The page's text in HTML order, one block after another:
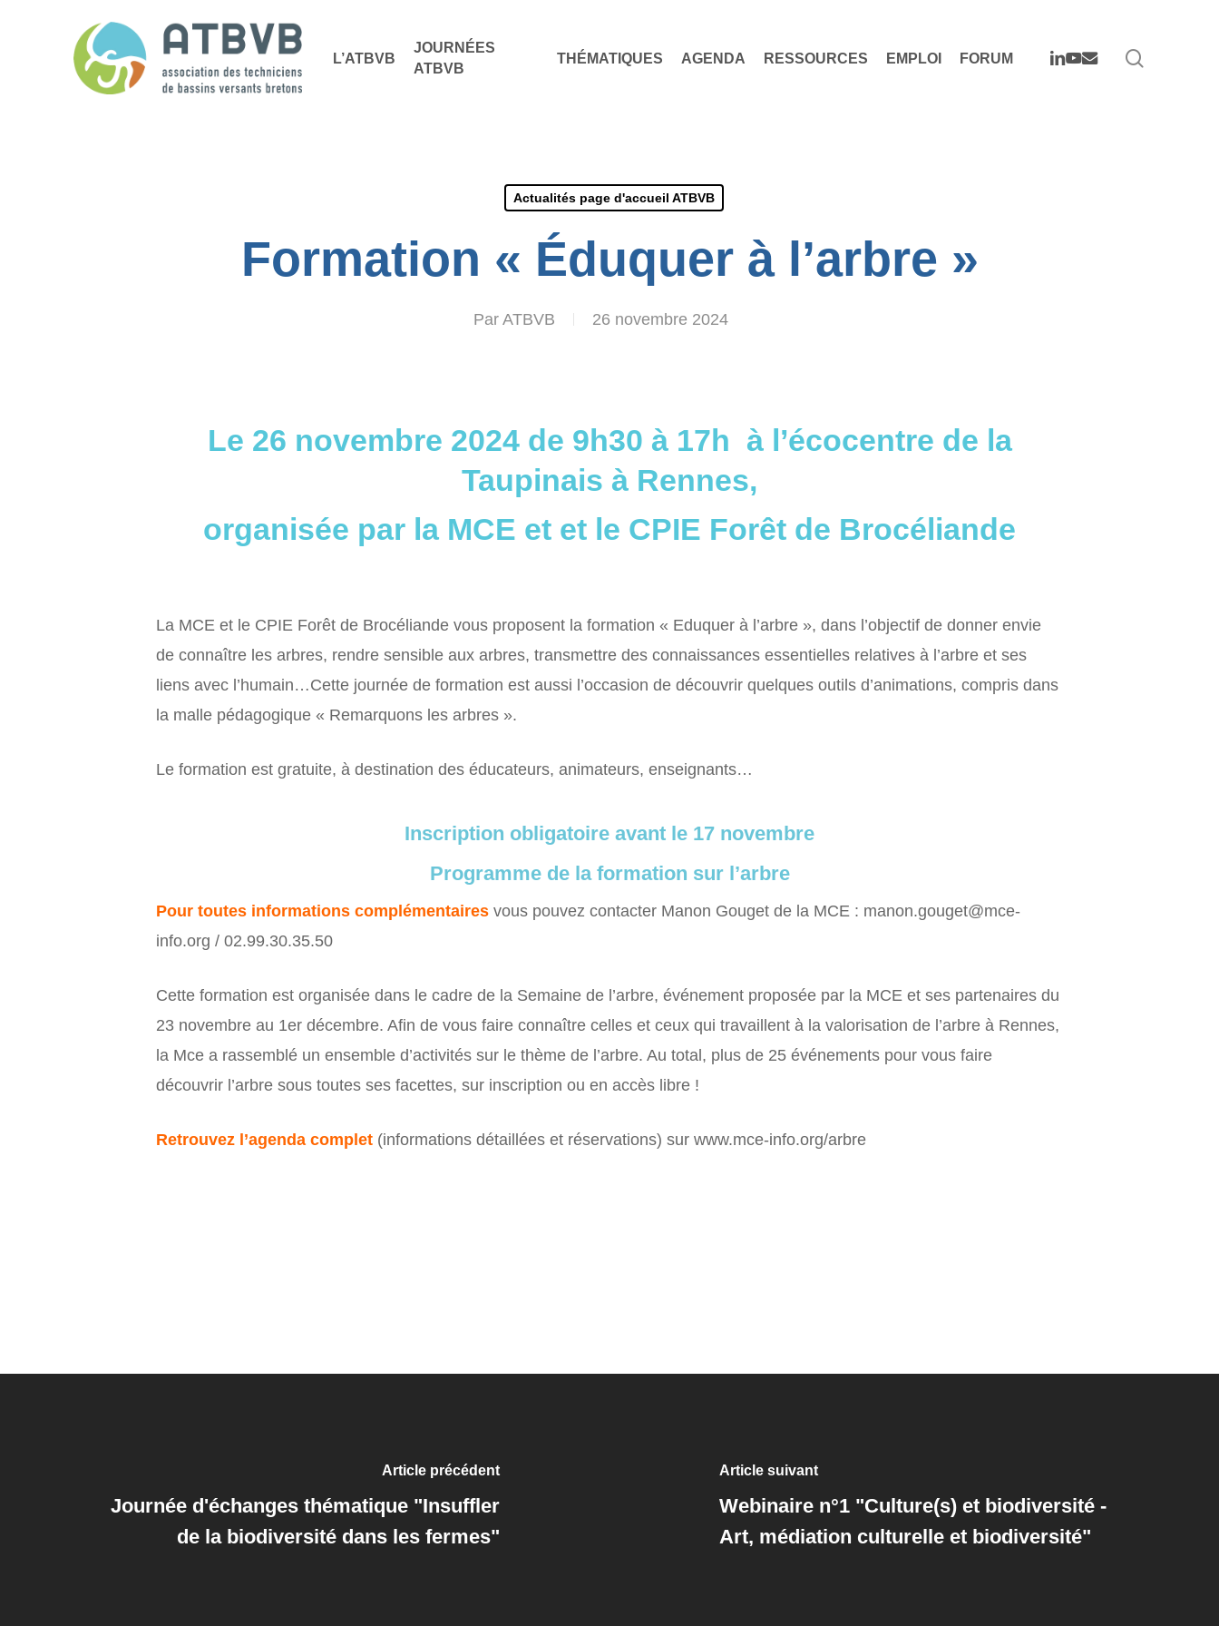
L’ATBVB
JOURNÉES
ATBVB
THÉMATIQUES AGENDA RESSOURCES EMPLOI FORUM LINKEDIN
YOUTUBE
EMAIL
Actualités page d'accueil ATBVB
Formation « Éduquer à l’arbre »
Par ATBVB 26 novembre 2024
Le 26 novembre 2024 de 9h30 à 17h à l’écocentre de la
Taupinais à Rennes,
organisée par la MCE et et le CPIE Forêt de Brocéliande
La MCE et le CPIE Forêt de Brocéliande vous proposent la formation « Eduquer à l’arbre », dans l’objectif de donner envie
de connaître les arbres, rendre sensible aux arbres, transmettre des connaissances essentielles relatives à l’arbre et ses
liens avec l’humain…Cette journée de formation est aussi l’occasion de découvrir quelques outils d’animations, compris dans
la malle pédagogique « Remarquons les arbres ».
Le formation est gratuite, à destination des éducateurs, animateurs, enseignants…
Inscription obligatoire avant le 17 novembre
Programme de la formation sur l’arbre
Pour toutes informations complémentaires vous pouvez contacter Manon Gouget de la MCE : manon.gouget@mce-
info.org / 02.99.30.35.50
Cette formation est organisée dans le cadre de la Semaine de l’arbre, événement proposée par la MCE et ses partenaires du
23 novembre au 1er décembre. Afin de vous faire connaître celles et ceux qui travaillent à la valorisation de l’arbre à Rennes,
la Mce a rassemblé un ensemble d’activités sur le thème de l’arbre. Au total, plus de 25 événements pour vous faire
découvrir l’arbre sous toutes ses facettes, sur inscription ou en accès libre !
Retrouvez l’agenda complet (informations détaillées et réservations) sur www.mce-info.org/arbre
Article précédent
Journée d'échanges thématique "Insuffler
de la biodiversité dans les fermes"
Article suivant
Webinaire n°1 "Culture(s) et biodiversité -
Art, médiation culturelle et biodiversité"